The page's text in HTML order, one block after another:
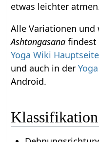
etwas leichter
Alle Variationen
Ashtangasana findest
Yoga Wiki Hauptseite
und auch in der
Android.
Klassifikation